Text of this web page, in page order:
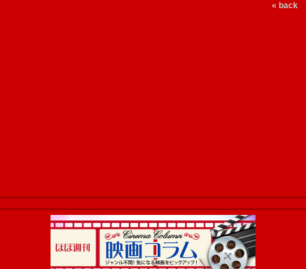
« back